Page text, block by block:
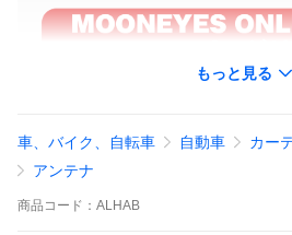
もっと見る
車、バイク、自転車 自動車
カー
アンテナ
商品 コード： ALHAB